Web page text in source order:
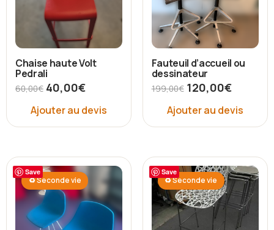
Chaise haute Volt
Pedrali
60,00€ 40,00€
Ajouter au devis
Fauteuil d’accueil ou
dessinateur
199,00€ 120,00€
Ajouter au devis
Save
♻ Seconde vie
Save
♻ Seconde vie